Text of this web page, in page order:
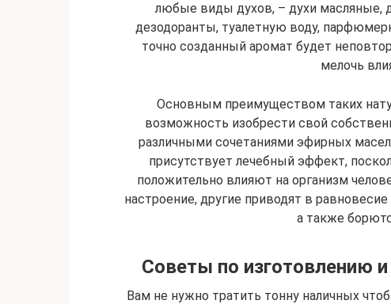
любые виды духов, – духи масляные,
дезодоранты, туалетную воду,
точно созданный аромат будет
мелочь
Основным преимуществом таких
возможность изобрести свой
различными сочетаниями эфирных
присутствует лечебный эффект,
положительно влияют на организм
настроение, другие приводят в
а также
Советы по изготовлению
Вам не нужно тратить тонну наличных